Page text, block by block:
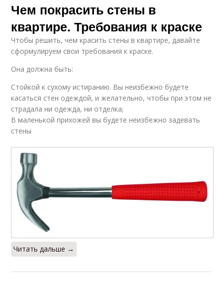
Чем покрасить стены в
квартире. Требования к краске
Чтобы решить, чем красить стены в квартире, давайте
сформулируем свои требования к краске.
Она должна быть:
Стойкой к сухому истиранию. Вы неизбежно будете
касаться стен одеждой, и желательно, чтобы при этом не
страдала ни одежда, ни отделка;
В маленькой прихожей вы будете неизбежно задевать
стены
Читать дальше →